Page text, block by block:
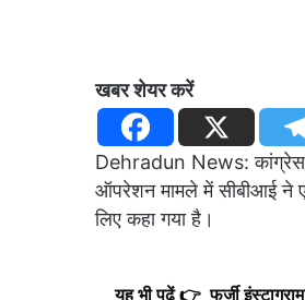
खबर शेयर करें
Dehradun News: कांग्रेस
ऑपरेशन मामले में सीबीआई ने
लिए कहा गया है।
यह भी पढ़ें 👉 फर्जी